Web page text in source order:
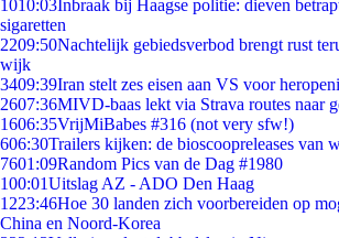
1010:03Inbraak bij Haagse politie: dieven
sigaretten
2209:50Nachtelijk gebiedsverbod brengt rust
wijk
3409:39Iran stelt zes eisen aan VS voor
2607:36MIVD-baas lekt via Strava routes naar
1606:35VrijMiBabes #316 (not very sfw!)
606:30Trailers kijken: de bioscoopreleases van
7601:09Random Pics van de Dag #1980
100:01Uitslag AZ - ADO Den Haag
1223:46Hoe 30 landen zich voorbereiden op
China en Noord-Korea